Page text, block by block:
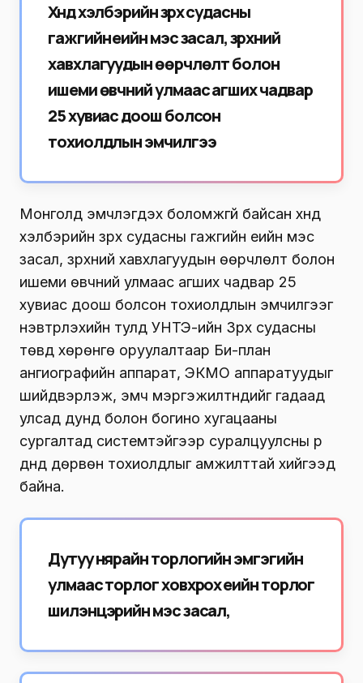
Хүнд хэлбэрийн зүрх судасны
гажгийн үеийн мэс засал, зүрхний
хавхлагуудын өөрчлөлт болон
ишеми өвчний улмаас агших чадвар
25 хувиас доош болсон
тохиолдлын эмчилгээ
Монголд эмчлэгдэх боломжгүй байсан хүнд
хэлбэрийн зүрх судасны гажгийн үеийн мэс
засал, зүрхний хавхлагуудын өөрчлөлт болон
ишеми өвчний улмаас агших чадвар 25
хувиас доош болсон тохиолдлын эмчилгээг
нэвтрүүлэхийн тулд УНТЭ-ийн Зүрх судасны
төвд хөрөнгө оруулалтаар Би-план
ангиографийн аппарат, ЭКМО аппаратуудыг
шийдвэрлэж, эмч мэргэжилтнүүдийг гадаад
улсад дунд болон богино хугацааны
сургалтад системтэйгээр суралцуулсны үр
дүнд дөрвөн тохиолдлыг амжилттай хийгээд
байна.
Дутуу нярайн торлогийн эмгэгийн
улмаас торлог ховхрох үеийн торлог
шилэнцэрийн мэс засал,